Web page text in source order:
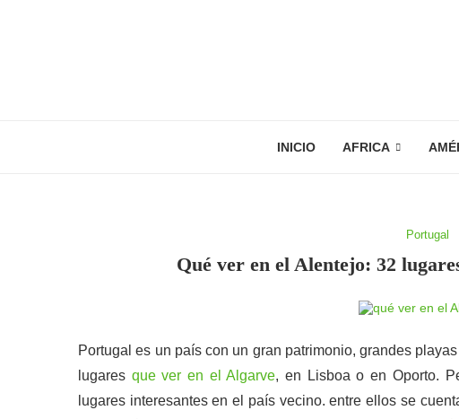
INICIO AFRICA
Portugal
Qué ver en el Alentejo: 32
Portugal es un país con un gran patrimonio, grandes
lugares que ver en el Algarve, en Lisboa o en Oporto.
lugares interesantes en el país vecino. entre ellos se